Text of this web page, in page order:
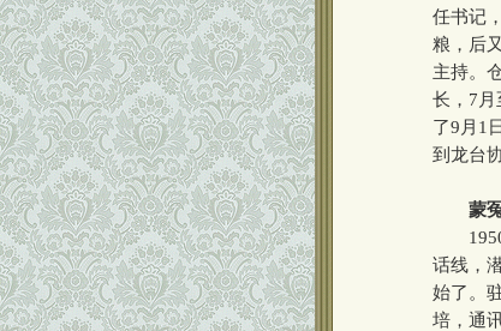
任书记
粮，后
主持。
长，7月
了9月1
到龙台
蒙
1950
话线，
始了。
培，通